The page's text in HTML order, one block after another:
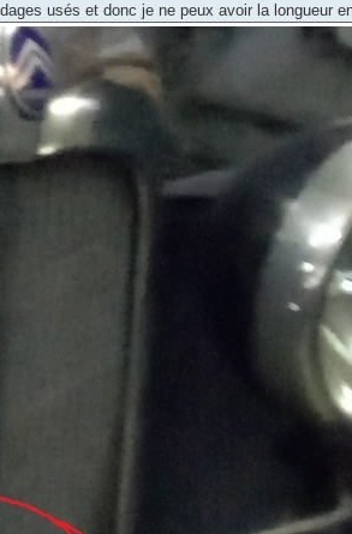
usés et donc je ne peux avoir la longueur